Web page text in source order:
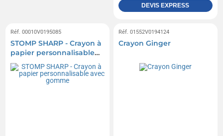
DEVIS EXPRESS
Réf. 00010V0195085
STOMP SHARP - Crayon à
papier personnalisable
avec gomme
Réf. 01552V0194124
Crayon Ginger